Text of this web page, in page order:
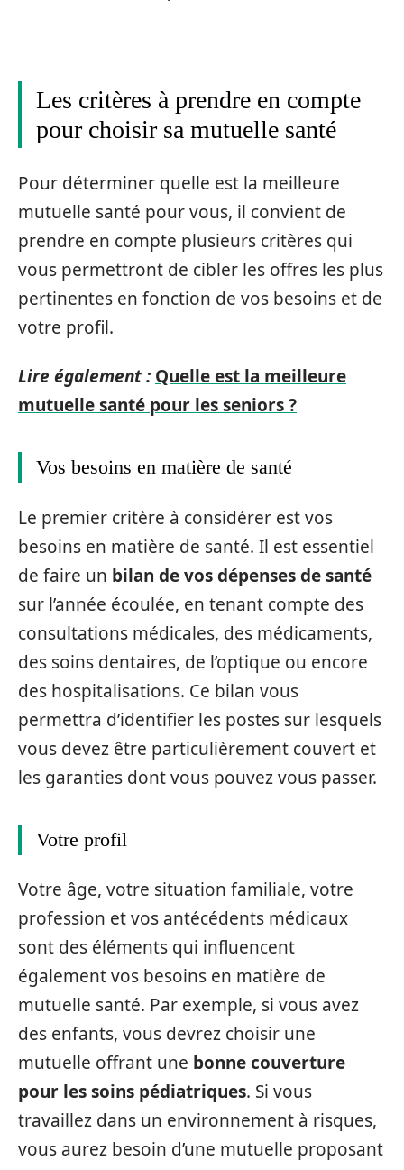
Les critères à prendre en compte
pour choisir sa mutuelle santé
Pour déterminer quelle est la meilleure
mutuelle santé pour vous, il convient de
prendre en compte plusieurs critères qui
vous permettront de cibler les offres les plus
pertinentes en fonction de vos besoins et de
votre profil.
Lire également : Quelle est la meilleure
mutuelle santé pour les seniors ?
Vos besoins en matière de santé
Le premier critère à considérer est vos
besoins en matière de santé. Il est essentiel
de faire un bilan de vos dépenses de santé
sur l’année écoulée, en tenant compte des
consultations médicales, des médicaments,
des soins dentaires, de l’optique ou encore
des hospitalisations. Ce bilan vous
permettra d’identifier les postes sur lesquels
vous devez être particulièrement couvert et
les garanties dont vous pouvez vous passer.
Votre profil
Votre âge, votre situation familiale, votre
profession et vos antécédents médicaux
sont des éléments qui influencent
également vos besoins en matière de
mutuelle santé. Par exemple, si vous avez
des enfants, vous devrez choisir une
mutuelle offrant une bonne couverture
pour les soins pédiatriques. Si vous
travaillez dans un environnement à risques,
vous aurez besoin d’une mutuelle proposant